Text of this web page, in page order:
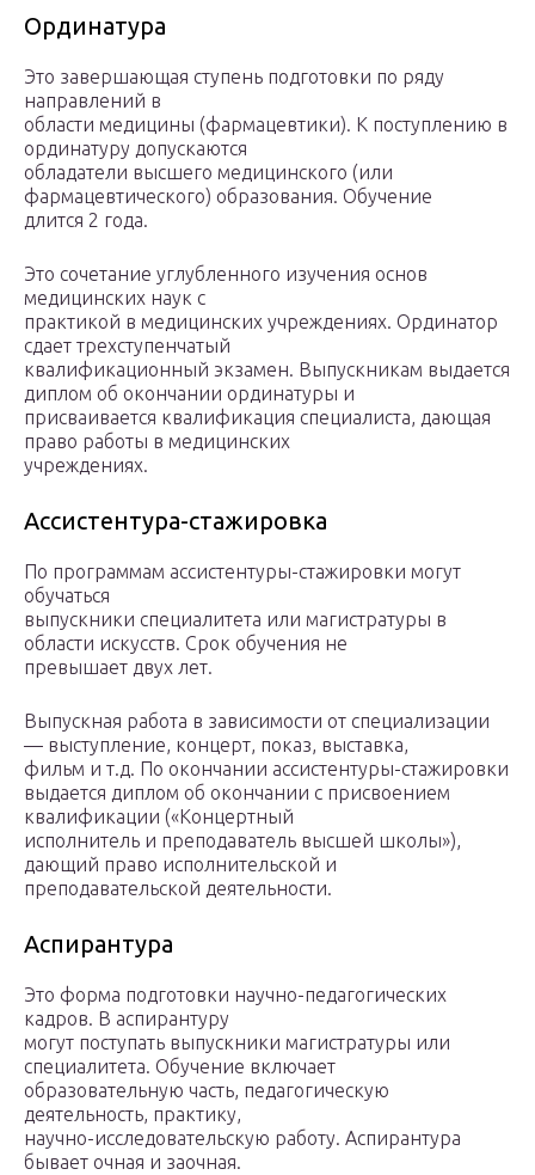
Ординатура
Это завершающая ступень подготовки по ряду
направлений в
области медицины (фармацевтики). К поступлению в
ординатуру допускаются
обладатели высшего медицинского (или
фармацевтического) образования. Обучение
длится 2 года.
Это сочетание углубленного изучения основ
медицинских наук с
практикой в медицинских учреждениях. Ординатор
сдает трехступенчатый
квалификационный экзамен. Выпускникам выдается
диплом об окончании ординатуры и
присваивается квалификация специалиста, дающая
право работы в медицинских
учреждениях.
Ассистентура-стажировка
По программам ассистентуры-стажировки могут
обучаться
выпускники специалитета или магистратуры в
области искусств. Срок обучения не
превышает двух лет.
Выпускная работа в зависимости от специализации
— выступление, концерт, показ, выставка,
фильм и т.д. По окончании ассистентуры-стажировки
выдается диплом об окончании с присвоением
квалификации («Концертный
исполнитель и преподаватель высшей школы»),
дающий право исполнительской и
преподавательской деятельности.
Аспирантура
Это форма подготовки научно-педагогических
кадров. В аспирантуру
могут поступать выпускники магистратуры или
специалитета. Обучение включает
образовательную часть, педагогическую
деятельность, практику,
научно-исследовательскую работу. Аспирантура
бывает очная и заочная.